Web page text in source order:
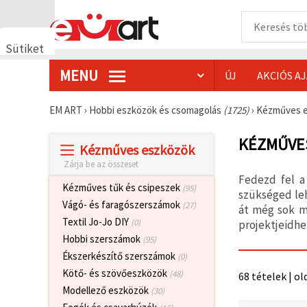
Sütiket
használunk
technológiákat
hozzájárulásával
MENU ÚJ AKCIÓS
EM ART › Hobbi eszközök és csomagolás (1725)› Kézműves
Kézműves eszközök
Zárja be az összeset
Kézműves tűk és csipeszek (95)
Vágó- és faragószerszámok (27)
Textil Jo-Jo DIY (0)
Hobbi szerszámok (95)
Ékszerkészítő szerszámok (0)
Kötő- és szövőeszközök (48)
Modellező eszközök (30)
Fedezd fel
szükséged
át még sok
68 tételek |